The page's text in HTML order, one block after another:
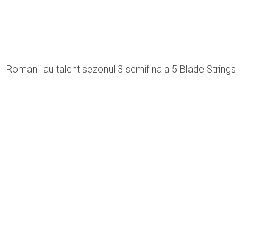
Romanii au talent sezonul 3 semifinala 5 Blade Strings